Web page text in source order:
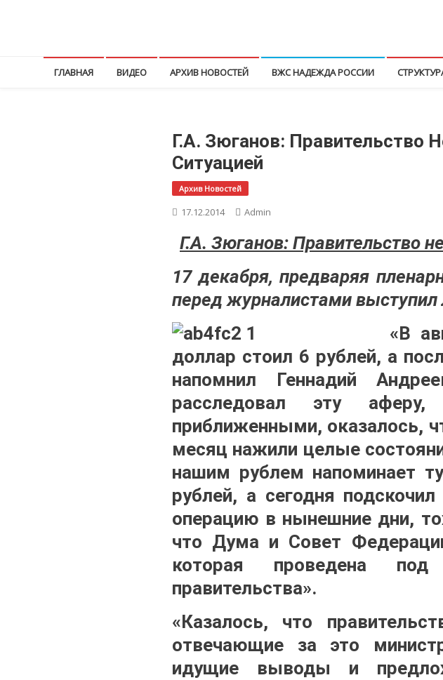
ГЛАВНАЯ ВИДЕО АРХИВ НОВОСТЕЙ ВЖС НАДЕЖДА РОССИИ
Г.А. Зюганов: Правительство
Ситуацией
Архив Новостей
17.12.2014 Admin
Г.А. Зюганов: Правительство
17 декабря, предваряя
перед журналистами
«В
доллар стоил 6 рублей, а
напомнил Геннадий
расследовал эту
приближенными, оказалось,
месяц нажили целые
нашим рублем напоминает
рублей, а сегодня
операцию в нынешние дни,
что Дума и Совет
которая проведена
правительства».
«Казалось, что
отвечающие за это
идущие выводы и